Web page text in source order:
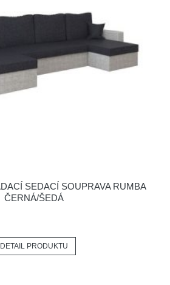
SEDACÍ SOUPRAVA RUMBA
ČERNÁ/ŠEDÁ
DETAIL PRODUKTU